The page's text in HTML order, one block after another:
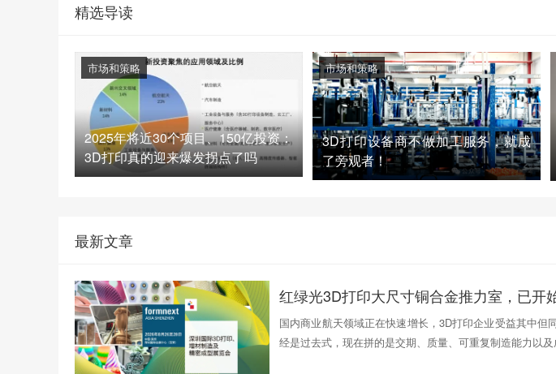
精选导读
2025年将近30个项目、150亿投资：
3D打印真的迎来爆发拐点了吗
市场和策略
3D打印设备商不做加工服务，就成
了旁观者！
市场和策略
最新文章
红绿光3D打印大尺寸铜合金推力室，已开
国内商业航天领域正在快速增长，3D打印企业受益其中但
经是过去式，现在拼的是交期、质量、可重复制造能力以